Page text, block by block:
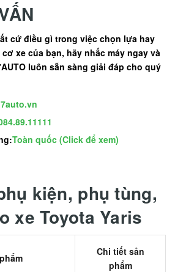
cứ điều gì trong việc chọn lựa hay
xe của bạn, hãy nhấc máy ngay và
luôn sẵn sàng giải đáp cho quý
Toàn quốc (Click để xem)
kiện, phụ tùng,
xe Toyota Yaris
Chi tiết sản
phẩm